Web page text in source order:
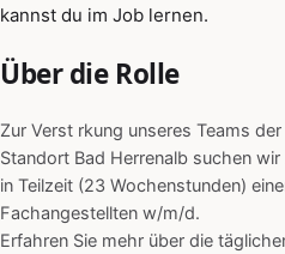
kannst du im Job lernen.
Über die Rolle
Zur Verst rkung unseres Teams
Standort Bad Herrenalb suchen
in Teilzeit (23 Wochenstunden)
Fachangestellten w/m/d.
Erfahren Sie mehr über die